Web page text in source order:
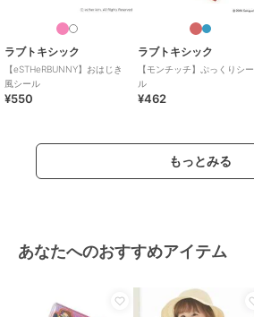
ラブトキシック
【eSTHeRBUNNY】おはじき
風シール
¥550
ラブトキシック
【モンチッチ】ぷっくりシー
ル
¥462
もっとみる
あなたへのおすすめアイテム